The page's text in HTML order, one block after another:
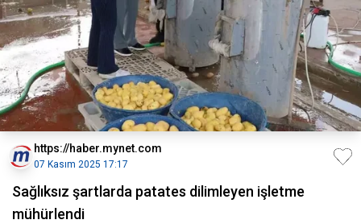
https://haber.mynet.com
07 Kasım 2025 17:17
Sağlıksız şartlarda patates dilimleyen işletme
mühürlendi